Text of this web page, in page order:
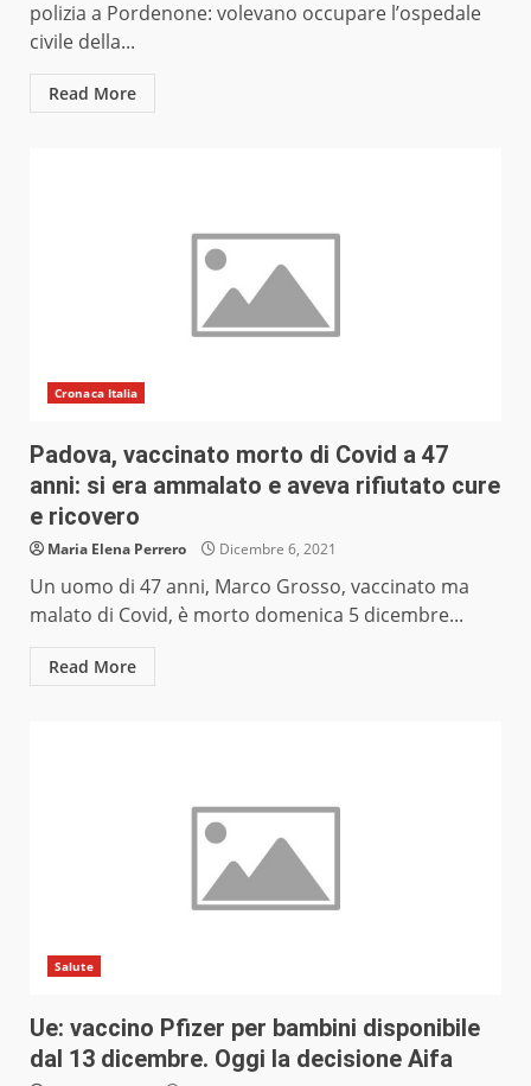
polizia a Pordenone: volevano occupare l’ospedale
civile della...
Read More
Cronaca Italia
Padova, vaccinato morto di Covid a 47
anni: si era ammalato e aveva rifiutato cure
e ricovero
Maria Elena Perrero Dicembre 6, 2021
Un uomo di 47 anni, Marco Grosso, vaccinato ma
malato di Covid, è morto domenica 5 dicembre...
Read More
Salute
Ue: vaccino Pfizer per bambini disponibile
dal 13 dicembre. Oggi la decisione Aifa